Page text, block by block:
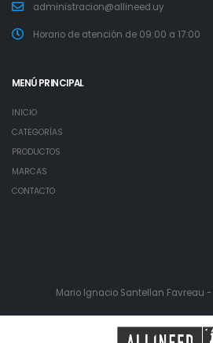
administracion@allineed.uy
Horario de atención de 09:00 a 17:00
MENÚ PRINCIPAL
INICIO
CATEGORÍAS
PRODUCTOS
MARCAS
CONTACTO
Mario Ignacio Santellan Favreau -